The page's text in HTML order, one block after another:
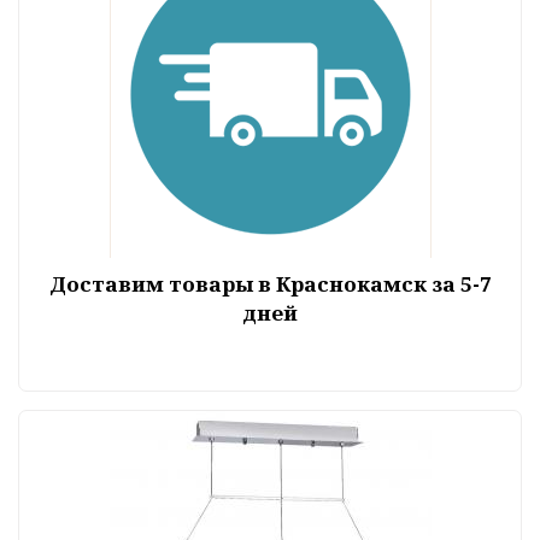
Доставим товары в Краснокамск за 5-7
дней